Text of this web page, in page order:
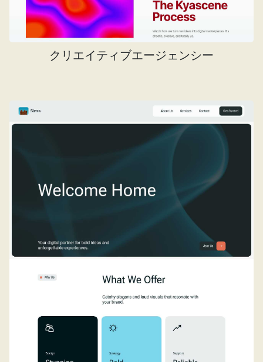
クリエイティブエージェンシー